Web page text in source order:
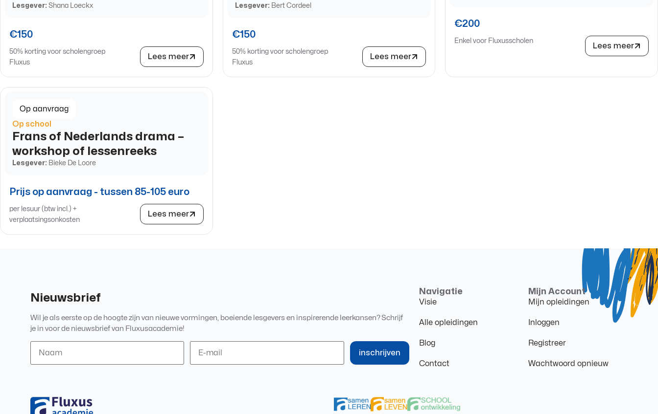
Lesgever: Shana Loeckx
€150
50% korting voor scholengroep
Fluxus
Lees meer
Lesgever: Bert Cordeel
€150
50% korting voor scholengroep
Fluxus
Lees meer
€200
Enkel voor Fluxusscholen
Lees meer
Op aanvraag
Op school
Frans of Nederlands drama –
workshop of lessenreeks
Lesgever: Bieke De Loore
Prijs op aanvraag - tussen 85-105 euro
per lesuur (btw incl.) +
verplaatsingsonkosten
Lees meer
Nieuwsbrief
Wil je als eerste op de hoogte zijn van nieuwe vormingen, boeiende lesgevers en inspirerende leerkansen? Schrijf
je in voor de nieuwsbrief van Fluxusacademie!
inschrijven
Navigatie
Visie
Alle opleidingen
Blog
Contact
Mijn Account
Mijn opleidingen
Inloggen
Registreer
Wachtwoord opnieuw